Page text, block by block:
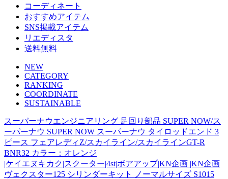
コーディネート
おすすめアイテム
SNS掲載アイテム
リエディスタ
送料無料
NEW
CATEGORY
RANKING
COORDINATE
SUSTAINABLE
スーパーナウエンジニアリング 足回り部品 SUPER NOW/ス
ーパーナウ SUPER NOW スーパーナウ タイロッドエンド 3
ピース フェアレディZ/スカイライン/スカイラインGT-R
BNR32 カラー：オレンジ
|ケイエヌキカク|スクーター|4st|ボアアップ|KN企画 |KN企画
ヴェクスター125 シリンダーキット ノーマルサイズ S1015